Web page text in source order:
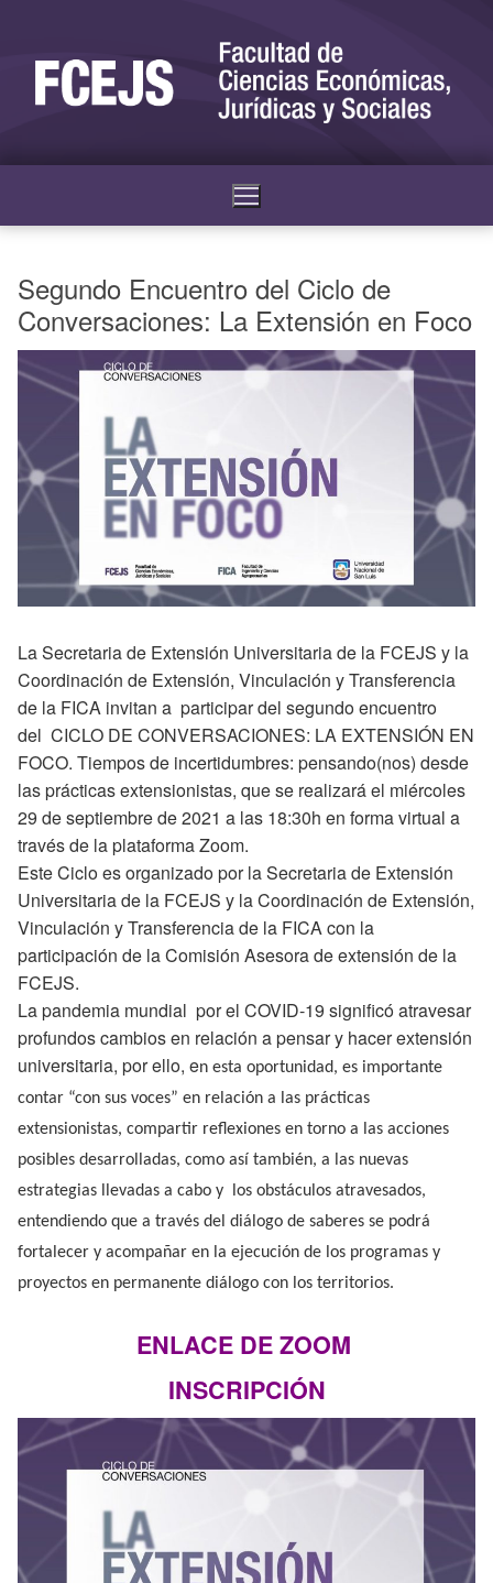
Segundo Encuentro del Ciclo de
Conversaciones: La Extensión en Foco
La Secretaria de Extensión Universitaria de la FCEJS y la
Coordinación de Extensión, Vinculación y Transferencia
de la FICA invitan a participar del segundo encuentro
del CICLO DE CONVERSACIONES: LA EXTENSIÓN EN
FOCO. Tiempos de incertidumbres: pensando(nos) desde
las prácticas extensionistas, que se realizará el miércoles
29 de septiembre de 2021 a las 18:30h en forma virtual a
través de la plataforma Zoom.
Este Ciclo es organizado por la Secretaria de Extensión
Universitaria de la FCEJS y la Coordinación de Extensión,
Vinculación y Transferencia de la FICA con la
participación de la Comisión Asesora de extensión de la
FCEJS.
La pandemia mundial por el COVID-19 significó atravesar
profundos cambios en relación a pensar y hacer extensión
universitaria, por ello, en esta oportunidad, es importante
contar “con sus voces” en relación a las prácticas
extensionistas, compartir reflexiones en torno a las acciones
posibles desarrolladas, como así también, a las nuevas
estrategias llevadas a cabo y los obstáculos atravesados,
entendiendo que a través del diálogo de saberes se podrá
fortalecer y acompañar en la ejecución de los programas y
proyectos en permanente diálogo con los territorios.
ENLACE DE ZOOM
INSCRIPCIÓN